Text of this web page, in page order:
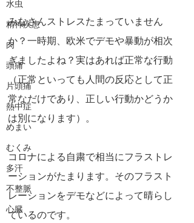
水虫
精神疾患
肉
頭痛
片頭痛
熱中症
めまい
むくみ
多汗
不整脈
心臓
みなさんストレスたまっていません
か？一時期、欧米でデモや暴動が相次
ぎましたよね？実はあれば正常な行動
（正常といっても人間の反応として正
常なだけであり、正しい行動かどうか
は別になります）。
コロナによる自粛で相当にフラストレ
ーションがたまります。そのフラスト
レーションをデモなどによって晴らし
ているのです。